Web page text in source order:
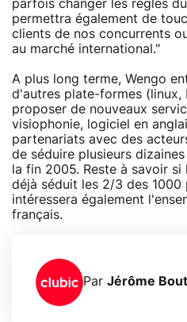
parfois changer les règles
permettra également de
clients de nos concurrents
au marché international."
A plus long terme, Wengo
d'autres plate-formes (linux,
proposer de nouveaux
visiophonie, logiciel en
partenariats avec des
de séduire plusieurs
la fin 2005. Reste à savoir
déjà séduit les 2/3 des 1000
intéressera également
français.
Par Jérôme